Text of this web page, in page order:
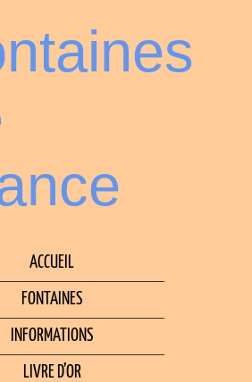
ACCUEIL
FONTAINES
INFORMATIONS
LIVRE D’OR